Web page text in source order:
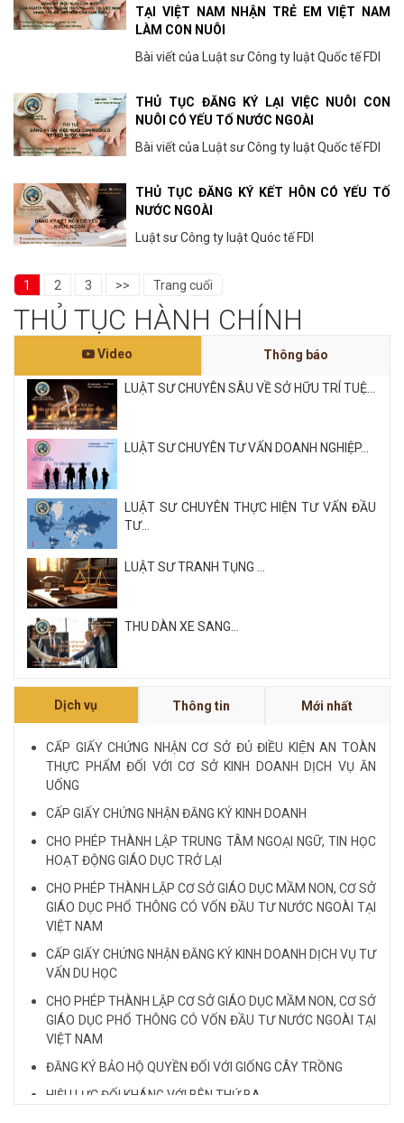
TẠI VIỆT NAM NHẬN TRẺ EM VIỆT NAM
LÀM CON NUÔI
Bài viết của Luật sư Công ty luật Quốc tế FDI
THỦ TỤC ĐĂNG KÝ LẠI VIỆC NUÔI CON
NUÔI CÓ YẾU TỐ NƯỚC NGOÀI
Bài viết của Luật sư Công ty luật Quốc tế FDI
THỦ TỤC ĐĂNG KÝ KẾT HÔN CÓ YẾU TỐ
NƯỚC NGOÀI
Luật sư Công ty luật Quóc tế FDI
1 2 3 >> Trang cuối
THỦ TỤC HÀNH CHÍNH
Video Thông báo
LUẬT SƯ CHUYÊN SÂU VỀ SỞ HỮU TRÍ TUỆ...
LUẬT SƯ CHUYÊN TƯ VẤN DOANH NGHIỆP...
LUẬT SƯ CHUYÊN THỰC HIỆN TƯ VẤN ĐẦU
TƯ...
LUẬT SƯ TRANH TỤNG ...
THU DÀN XE SANG...
NỘI QUY VÀ QUY CHẾ CÔNG TY LUẬT QUỐC
LUẬT SƯ CHUYÊN VỀ HÌNH SỰ...
Xem tất cả
Dịch vụ Thông tin Mới nhất
CẤP GIẤY CHỨNG NHẬN CƠ SỞ ĐỦ ĐIỀU KIỆN AN TOÀN
THỰC PHẨM ĐỐI VỚI CƠ SỞ KINH DOANH DỊCH VỤ ĂN
UỐNG
CẤP GIẤY CHỨNG NHẬN ĐĂNG KÝ KINH DOANH
CHO PHÉP THÀNH LẬP TRUNG TÂM NGOẠI NGỮ, TIN HỌC
HOẠT ĐỘNG GIÁO DỤC TRỞ LẠI
CHO PHÉP THÀNH LẬP CƠ SỞ GIÁO DỤC MẦM NON, CƠ SỞ
GIÁO DỤC PHỔ THÔNG CÓ VỐN ĐẦU TƯ NƯỚC NGOÀI TẠI
VIỆT NAM
CẤP GIẤY CHỨNG NHẬN ĐĂNG KÝ KINH DOANH DỊCH VỤ TƯ
VẤN DU HỌC
CHO PHÉP THÀNH LẬP CƠ SỞ GIÁO DỤC MẦM NON, CƠ SỞ
GIÁO DỤC PHỔ THÔNG CÓ VỐN ĐẦU TƯ NƯỚC NGOÀI TẠI
VIỆT NAM
ĐĂNG KÝ BẢO HỘ QUYỀN ĐỐI VỚI GIỐNG CÂY TRỒNG
HIỆU LỰC ĐỐI KHÁNG VỚI BÊN THỨ BA